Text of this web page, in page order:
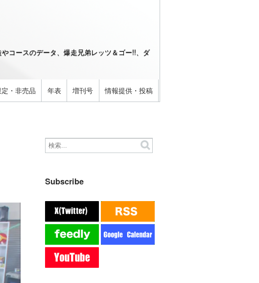
コースのデータ、爆走兄弟レッツ＆ゴー!!、ダ
・非売品 年表 増刊号 情報提供・投稿
Subscribe